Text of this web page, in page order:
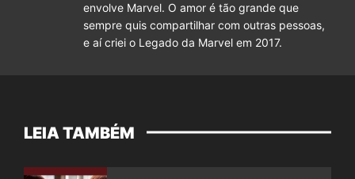
envolve Marvel. O amor é tão grande que
sempre quis compartilhar com outras pessoas,
e aí criei o Legado da Marvel em 2017.
LEIA TAMBÉM